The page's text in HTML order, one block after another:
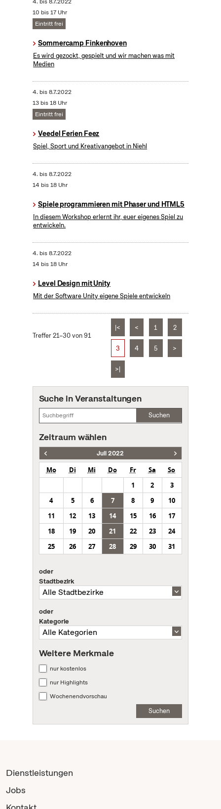
4. bis8.7.2022
10 bis 17 Uhr
Eintritt frei
Sommercamp Finkenhoven
Es wird gezockt, gespielt und wir machen was mit
Medien
4. bis8.7.2022
13 bis 18 Uhr
Eintritt frei
Veedel Ferien Feez
Spiel, Sport und Kreativangebot in Niehl
4. bis8.7.2022
14 bis 18 Uhr
Spiele programmieren mit Phaser und HTML5
In diesem Workshop erlernt ihr, euer eigenes Spiel zu
entwickeln.
4. bis8.7.2022
14 bis 18 Uhr
Level Design mit Unity
Mit der Software Unity eigene Spiele entwickeln
Treffer 21–30 von 91
|< < 1 2
3 4 5 >
>|
Suche in Veranstaltungen
Suchen
Zeitraum wählen
Juli 2022
Mo Di Mi Do Fr Sa
So
1
2
3
4
5 6 7 8 9
10
11
12 13 14 15 16
17
18
19 20 21 22 23
24
25
26 27 28 29 30 31
oder
Stadtbezirk
oder
Kategorie
Weitere Merkmale
nur kostenlos
nur Highlights
Wochenendvorschau
Suchen
Dienstleistungen
Jobs